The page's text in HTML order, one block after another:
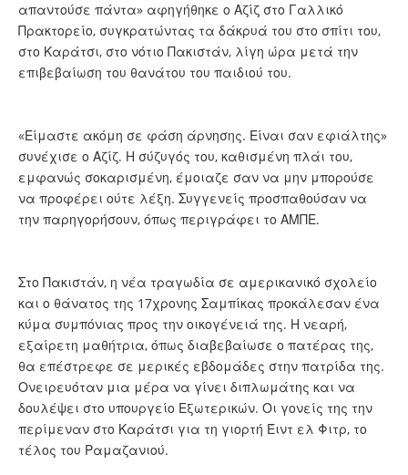
απαντούσε πάντα» αφηγήθηκε ο Αζίζ στο Γαλλικό
Πρακτορείο, συγκρατώντας τα δάκρυά του στο σπίτι του,
στο Καράτσι, στο νότιο Πακιστάν, λίγη ώρα μετά την
επιβεβαίωση του θανάτου του παιδιού του.
«Είμαστε ακόμη σε φάση άρνησης. Είναι σαν εφιάλτης»
συνέχισε ο Αζίζ. Η σύζυγός του, καθισμένη πλάι του,
εμφανώς σοκαρισμένη, έμοιαζε σαν να μην μπορούσε
να προφέρει ούτε λέξη. Συγγενείς προσπαθούσαν να
την παρηγορήσουν, όπως περιγράφει το ΑΜΠΕ.
Στο Πακιστάν, η νέα τραγωδία σε αμερικανικό σχολείο
και ο θάνατος της 17χρονης Σαμπίκας προκάλεσαν ένα
κύμα συμπόνιας προς την οικογένειά της. Η νεαρή,
εξαίρετη μαθήτρια, όπως διαβεβαίωσε ο πατέρας της,
θα επέστρεφε σε μερικές εβδομάδες στην πατρίδα της.
Ονειρευόταν μια μέρα να γίνει διπλωμάτης και να
δουλέψει στο υπουργείο Εξωτερικών. Οι γονείς της την
περίμεναν στο Καράτσι για τη γιορτή Έιντ ελ Φιτρ, το
τέλος του Ραμαζανιού.